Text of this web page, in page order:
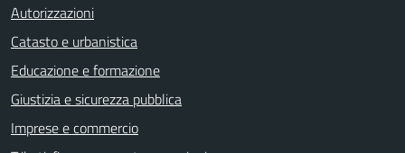
Autorizzazioni
Catasto e urbanistica
Educazione e formazione
Giustizia e sicurezza pubblica
Imprese e commercio